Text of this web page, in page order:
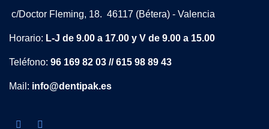
c/Doctor Fleming, 18. 46117 (Bétera) - Valencia
Horario: L-J de 9.00 a 17.00 y V de 9.00 a 15.00
Teléfono: 96 169 82 03 // 615 98 89 43
Mail: info@dentipak.es